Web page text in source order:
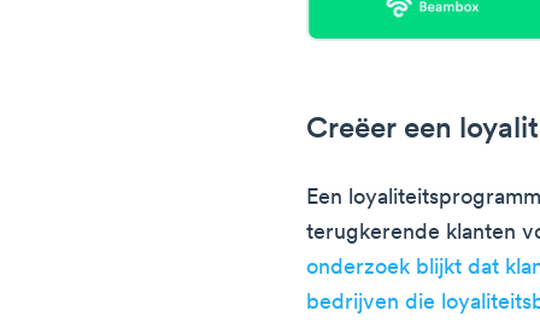
Creëer een
Een
terugkerende klanten
onderzoek blijkt dat
bedrijven die